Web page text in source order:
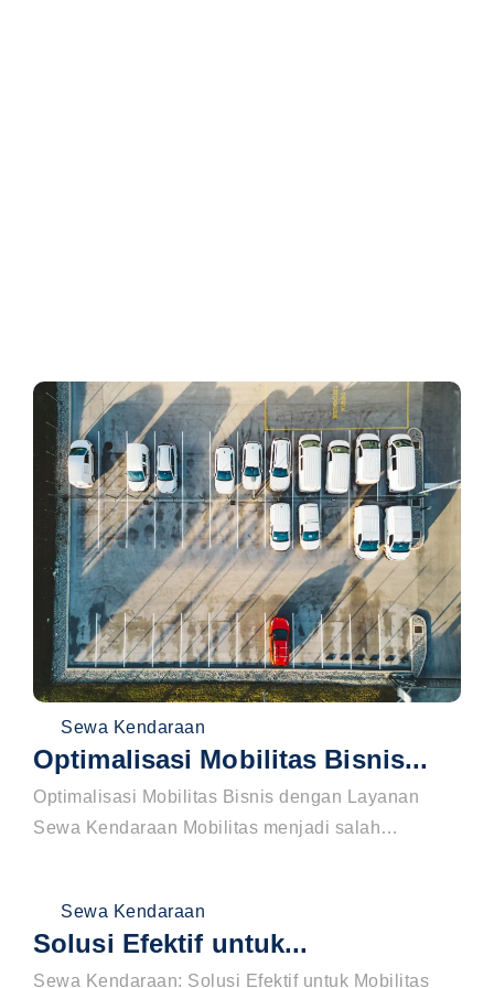
Sewa Kendaraan
Optimalisasi Mobilitas Bisnis...
Optimalisasi Mobilitas Bisnis dengan Layanan
Sewa Kendaraan Mobilitas menjadi salah…
Sewa Kendaraan
Solusi Efektif untuk...
Sewa Kendaraan: Solusi Efektif untuk Mobilitas